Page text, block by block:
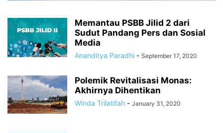
Memantau PSBB Jilid 2 dari
Sudut Pandang Pers dan Sosial
Media
Ananditya Paradhi - September 17, 2020
Polemik Revitalisasi Monas:
Akhirnya Dihentikan
Winda Trilatifah - January 31, 2020